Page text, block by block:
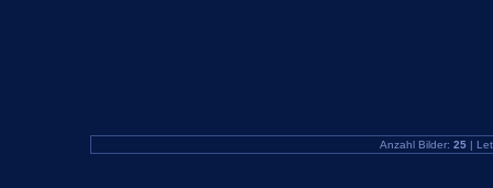
Anzahl Bilder: 25|